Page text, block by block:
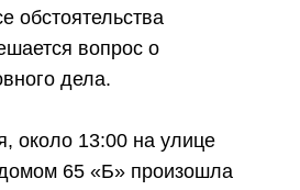
обстоятельства
вопрос о
дела.
около 13:00 на улице
65 «Б» произошла